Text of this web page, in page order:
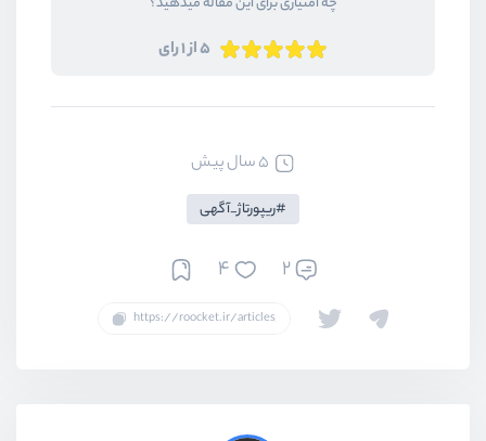
5 از 1 رای
5 سال پیش
ریپورتاژ_آگهی
2
4